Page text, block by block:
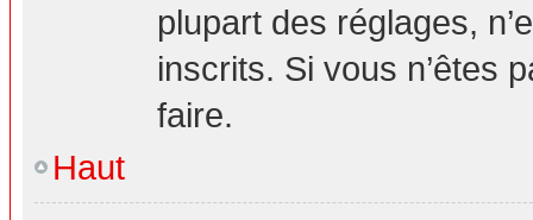
plupart des réglages,
inscrits. Si vous n’êtes
faire.
Haut